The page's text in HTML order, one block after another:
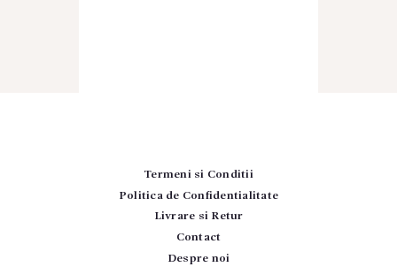
alese
produsului.
Termeni si Conditii
Politica de Confidentialitate
Livrare si Retur
Contact
Despre noi